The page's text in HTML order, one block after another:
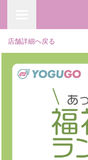
店舗詳細へ戻る